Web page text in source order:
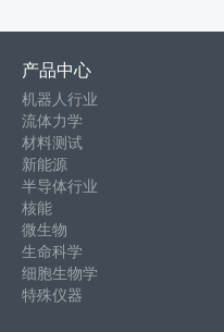
产品中心
机器人行业
流体力学
材料测试
新能源
半导体行业
核能
微生物
生命科学
细胞生物学
特殊仪器